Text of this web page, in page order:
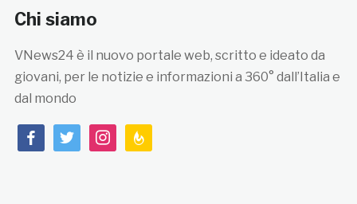
Chi siamo
VNews24 è il nuovo portale web, scritto e ideato da
giovani, per le notizie e informazioni a 360° dall’Italia e
dal mondo
facebooktwitterinstagramfeedburner